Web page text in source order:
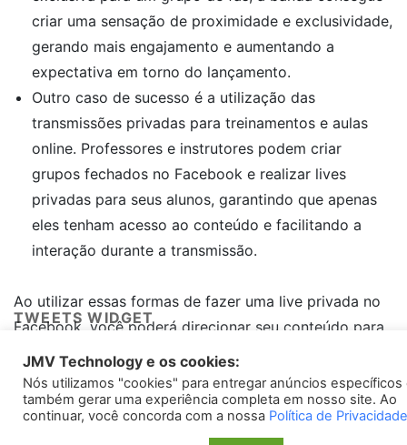
criar uma sensação de proximidade e exclusividade,
gerando mais engajamento e aumentando a
expectativa em torno do lançamento.
Outro caso de sucesso é a utilização das
transmissões privadas para treinamentos e aulas
online. Professores e instrutores podem criar
grupos fechados no Facebook e realizar lives
privadas para seus alunos, garantindo que apenas
eles tenham acesso ao conteúdo e facilitando a
interação durante a transmissão.
Ao utilizar essas formas de fazer uma live privada no
Facebook, você poderá direcionar seu conteúdo para
o público desejado e garantir a privacidade das
informações compartilhadas. Experimente as
diferentes opções e descubra qual funciona melhor
para você!
TWEETS WIDGET
Please installoAuth Twitter Feed for Developers
JMV Technology e os cookies:
Nós utilizamos "cookies" para entregar anúncios específicos
também gerar uma experiência completa em nosso site. Ao
continuar, você concorda com a nossa Política de Privacidade